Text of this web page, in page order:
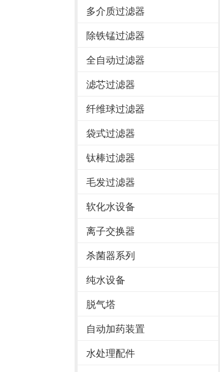
多介质过滤器
除铁锰过滤器
全自动过滤器
滤芯过滤器
纤维球过滤器
袋式过滤器
钛棒过滤器
毛发过滤器
软化水设备
离子交换器
杀菌器系列
纯水设备
脱气塔
自动加药装置
水处理配件